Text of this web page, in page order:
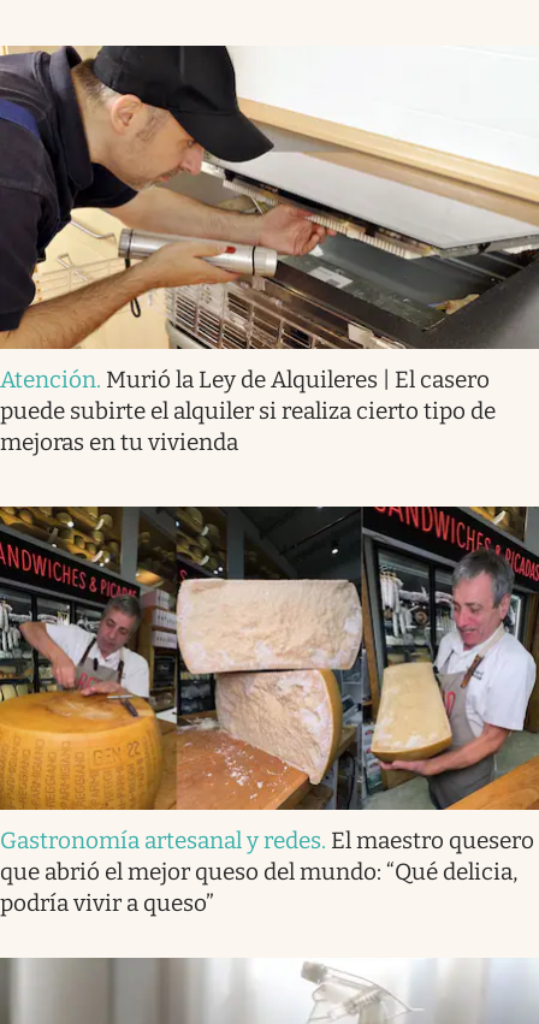
Atención. Murió la Ley de Alquileres | El casero
puede subirte el alquiler si realiza cierto tipo de
mejoras en tu vivienda
Gastronomía artesanal y redes. El maestro quesero
que abrió el mejor queso del mundo: “Qué delicia,
podría vivir a queso”